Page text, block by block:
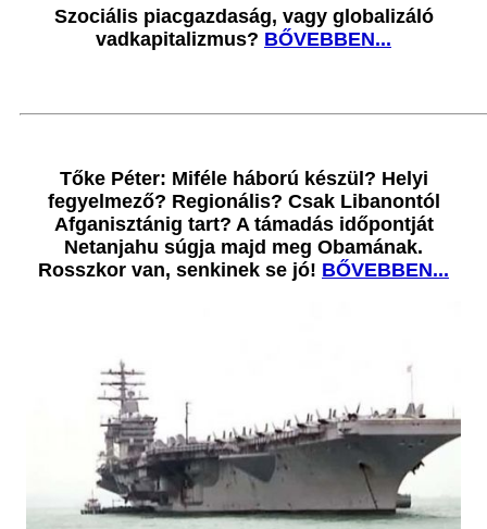
Szociális piacgazdaság, vagy globalizáló
vadkapitalizmus? BŐVEBBEN...
Tőke Péter: Miféle háború készül? Helyi
fegyelmező? Regionális? Csak Libanontól
Afganisztánig tart? A támadás időpontját
Netanjahu súgja majd meg Obamának.
Rosszkor van, senkinek se jó! BŐVEBBEN...